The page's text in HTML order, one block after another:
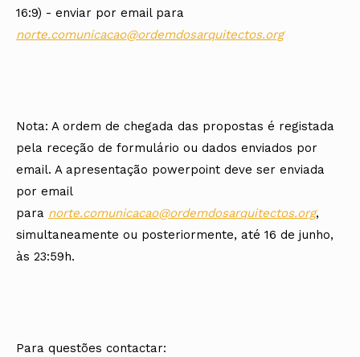
16:9) - enviar por email para
norte.comunicacao@ordemdosarquitectos.org
Nota: A ordem de chegada das propostas é registada
pela receção de formulário ou dados enviados por
email. A apresentação powerpoint deve ser enviada
por email
para norte.comunicacao@ordemdosarquitectos.org,
simultaneamente ou posteriormente, até 16 de junho,
às 23:59h.
Para questões contactar: